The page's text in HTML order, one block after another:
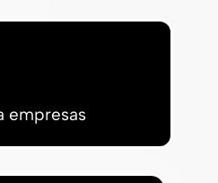
empresas